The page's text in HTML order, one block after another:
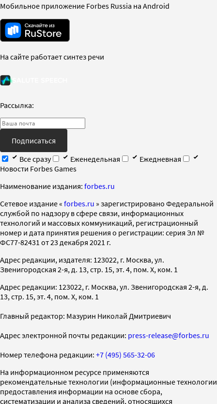
Мобильное приложение Forbes Russia на Android
На сайте работает синтез речи
Рассылка:
Подписаться
Все сразу
Еженедельная
Ежедневная
Новости Forbes Games
Наименование издания: forbes.ru
Cетевое издание « forbes.ru » зарегистрировано Федеральной
службой по надзору в сфере связи, информационных
технологий и массовых коммуникаций, регистрационный
номер и дата принятия решения о регистрации: серия Эл №
ФС77-82431 от 23 декабря 2021 г.
Адрес редакции, издателя: 123022, г. Москва, ул.
Звенигородская 2-я, д. 13, стр. 15, эт. 4, пом. X, ком. 1
Адрес редакции: 123022, г. Москва, ул. Звенигородская 2-я, д.
13, стр. 15, эт. 4, пом. X, ком. 1
Главный редактор: Мазурин Николай Дмитриевич
Адрес электронной почты редакции: press-release@forbes.ru
Номер телефона редакции: +7 (495) 565-32-06
На информационном ресурсе применяются
рекомендательные технологии (информационные технологии
предоставления информации на основе сбора,
систематизации и анализа сведений, относящихся